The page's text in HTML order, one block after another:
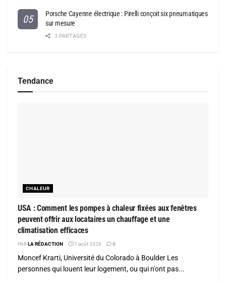
Porsche Cayenne électrique : Pirelli conçoit six pneumatiques
sur mesure
3 PARTAGES
Tendance
CHALEUR
USA : Comment les pompes à chaleur fixées aux fenêtres
peuvent offrir aux locataires un chauffage et une
climatisation efficaces
PARLA RÉDACTION 7 août 2026 0
Moncef Krarti, Université du Colorado à Boulder Les
personnes qui louent leur logement, ou qui n'ont pas...